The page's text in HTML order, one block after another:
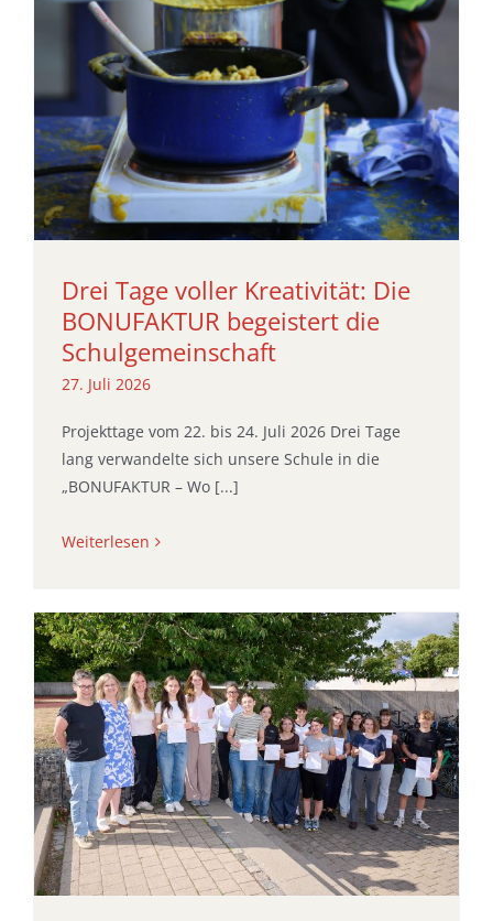
Drei Tage voller Kreativität: Die
BONUFAKTUR begeistert die
Schulgemeinschaft
27. Juli 2026
Projekttage vom 22. bis 24. Juli 2026 Drei Tage
lang verwandelte sich unsere Schule in die
„BONUFAKTUR – Wo [...]
Weiterlesen